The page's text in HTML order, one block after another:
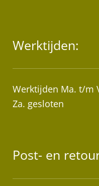
Werktijden:
Werktijden Ma. t/m
Za. gesloten
Post- en